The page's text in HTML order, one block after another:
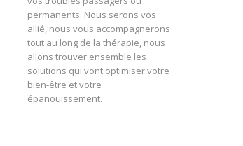
permanents. Nous serons vos
allié, nous vous accompagnerons
tout au long de la thérapie, nous
allons trouver ensemble les
solutions qui vont optimiser votre
bien-être et votre
épanouissement.